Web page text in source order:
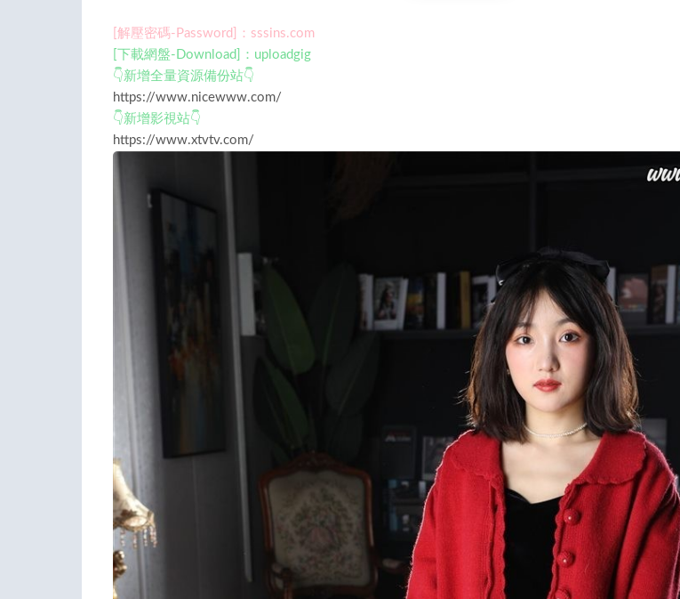
[解壓密碼-Password]：sssins.com
[下載網盤-Download]：uploadgig
👇新增全量資源備份站👇
https://www.nicewww.com/
👇新增影視站👇
https://www.xtvtv.com/